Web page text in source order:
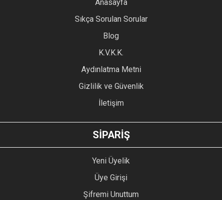
Ürün resmi kalitesiz, bozuk veya görüntülenemiyor.
Ürün açıklamasında eksik bilgiler bulunuyor.
Ürün bilgilerinde hatalar bulunuyor.
Ürün fiyatı diğer sitelerden daha pahalı.
GÖNDER
Anasayfa
Sıkça Sorulan Sorular
Blog
K.V.K.K.
Aydınlatma Metni
Gizlilik ve Güvenlik
İletişim
SİPARİŞ
Yeni Üyelik
Üye Girişi
Şifremi Unuttum